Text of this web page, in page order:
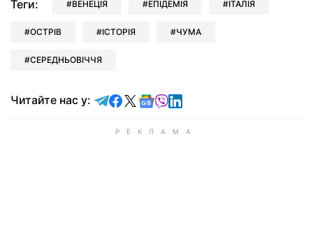
Теги: ВЕНЕЦІЯ ЕПІДЕМІЯ ІТАЛІЯ
ОСТРІВ ІСТОРІЯ ЧУМА
СЕРЕДНЬОВІЧЧЯ
Читайте нас у: Читайте у Telegram
Читайте у Facebook
Читайте у X
Читайте у Google news
Читайте у Viber
Читайте у LinkedIn